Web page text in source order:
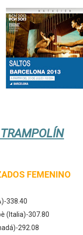
Borne y Tavion
2026 - Week
Regular season
fin para Chelsea
de MTB 2026
de remo 2026
femenino 2026
en el último
2026 (Hong Kong)
la nueva monarca
League 2026
FEMENINO
338.40
(Italia)-307.80
292.08